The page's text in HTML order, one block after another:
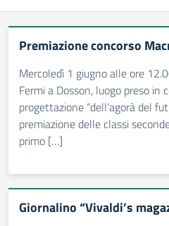
Premiazione concorso
Mercoledì 1 giugno alle ore
Fermi a Dosson, luogo preso in
progettazione “dell’agorà del
premiazione delle classi
primo […]
Giornalino “Vivaldi’s